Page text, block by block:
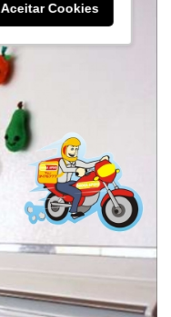
Aceitar Cookies